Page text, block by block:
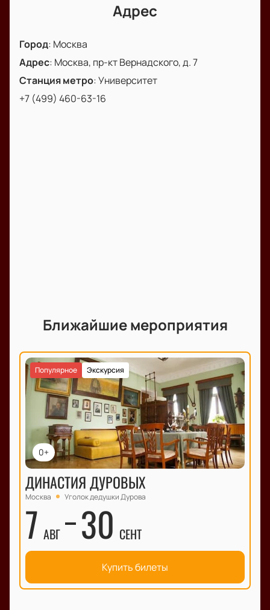
близким незабываемый вечер в компании
талантливых артистов. Купить билеты на нашем
концерт «Признание» и откройте для себя мир
цирка с новой стороны!
Адрес
Город: Москва
Адрес: Москва, пр-кт Вернадского, д. 7
Станция метро:Университет
+7 (499) 460-63-16
Ближайшие мероприятия
0+
Экскурсия
Популярное
ДИНАСТИЯ ДУРОВЫХ
Москва Уголок дедушки Дурова
7 АВГ 30 СЕНТ
Купить билеты